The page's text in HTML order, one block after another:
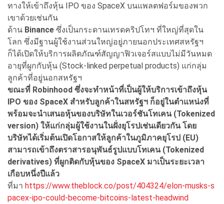
ทางให้เข้าถึงหุ้น IPO ของ SpaceX บนแพลตฟอร์มของพวก
เขาด้วยเช่นกัน
ด้าน Binance ซึ่งเป็นกระดานเทรดคริปโทฯ ที่ใหญ่ที่สุดใน
โลก ซึ่งมีฐานผู้ใช้งานส่วนใหญ่อยู่ภายนอกประเทศสหรัฐฯ
ก็ได้เปิดให้บริการผลิตภัณฑ์สัญญาฟิวเจอร์สแบบไม่มีวันหมด
อายุที่ผูกกับหุ้น (Stock-linked perpetual products) แก่กลุ่ม
ลูกค้าที่อยู่นอกสหรัฐฯ
ขณะที่ Robinhood ซึ่งจะทำหน้าที่เป็นผู้ให้บริการเข้าถึงหุ้น
IPO ของ SpaceX สำหรับลูกค้าในสหรัฐฯ ก็อยู่ในตำแหน่งที่
พร้อมจะนำเสนอหุ้นของบริษัทในเวอร์ชันโทเคน (Tokenized
version) ให้แก่กลุ่มผู้ใช้งานในฝั่งยุโรปเช่นเดียวกัน โดย
บริษัทได้เริ่มต้นเปิดโอกาสให้ลูกค้าในภูมิภาคยุโรป (EU)
สามารถเข้าถึงตราสารอนุพันธ์รูปแบบโทเคน (Tokenized
derivatives) ที่ผูกติดกับหุ้นของ SpaceX มาเป็นระยะเวลา
เกือบหนึ่งปีแล้ว
ที่มา https://www.theblock.co/post/404324/elon-musks-s
pacex-ipo-could-become-bitcoins-latest-headwind